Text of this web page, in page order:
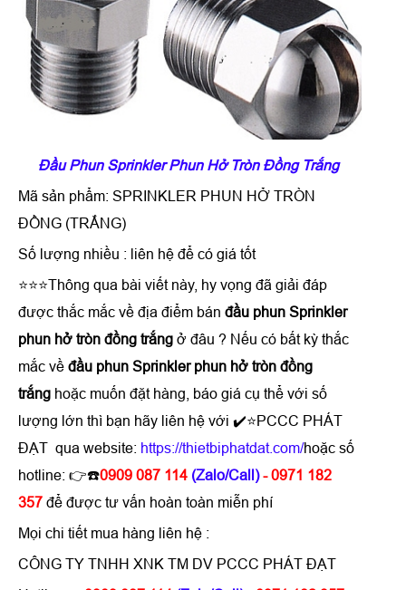
Đầu Phun Sprinkler Phun Hở Tròn Đồng Trắng
Mã sản phẩm: SPRINKLER PHUN HỞ TRÒN
ĐỒNG (TRẮNG)
Số lượng nhiều : liên hệ để có giá tốt
⭐⭐⭐Thông qua bài viết này, hy vọng đã giải đáp
được thắc mắc về địa điểm bán đầu phun Sprinkler
phun hở tròn đồng trắng ở đâu ? Nếu có bất kỳ thắc
mắc về đầu phun Sprinkler phun hở tròn đồng
trắng hoặc muốn đặt hàng, báo giá cụ thể với số
lượng lớn thì bạn hãy liên hệ với ✔️⭐PCCC PHÁT
ĐẠT qua website: https://thietbiphatdat.com/hoặc số
hotline: 👉☎️0909 087 114 (Zalo/Call) - 0971 182
357 để được tư vấn hoàn toàn miễn phí
Mọi chi tiết mua hàng liên hệ :
CÔNG TY TNHH XNK TM DV PCCC PHÁT ĐẠT